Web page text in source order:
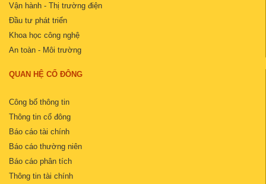
Vận hành - Thị trường điện
Đầu tư phát triển
Khoa học công nghệ
An toàn - Môi trường
QUAN HỆ CỔ ĐÔNG
Công bố thông tin
Thông tin cổ đông
Báo cáo tài chính
Báo cáo thường niên
Báo cáo phân tích
Thông tin tài chính